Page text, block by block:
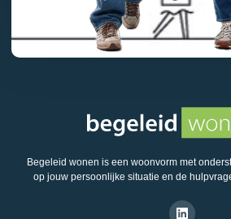
Begeleid wonen is een woonvorm met
op jouw persoonlijke situatie en de